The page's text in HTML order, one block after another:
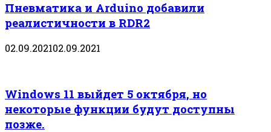
Пневматика и Arduino добавили
реалистичности в RDR2
02.09.202102.09.2021
Windows 11 выйдет 5 октября, но
некоторые функции будут доступны
позже.